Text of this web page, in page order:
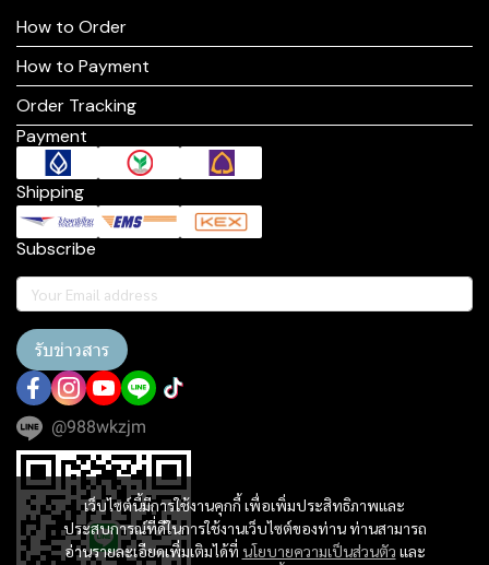
เว็บไซต์นี้มีการใช้งานคุกกี้ เพื่อเพิ่มประสิทธิภาพและ
ประสบการณ์ที่ดีในการใช้งานเว็บไซต์ของท่าน ท่านสามารถ
อ่านรายละเอียดเพิ่มเติมได้ที่ นโยบายความเป็นส่วนตัว และ
How to Order
How to Payment
Order Tracking
Payment
Shipping
Subscribe
รับข่าวสาร
@988wkzjm